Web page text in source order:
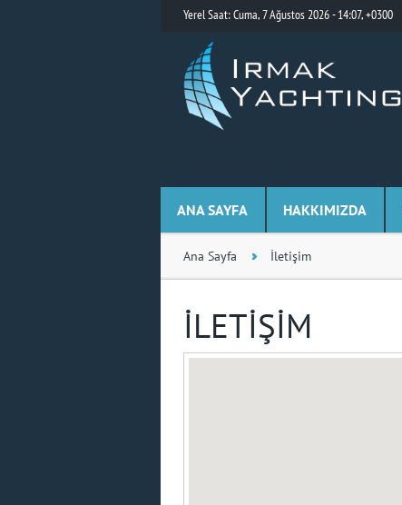
Yerel Saat: Cuma, 7 Ağustos 2026 - 14:07, +0300
ANA SAYFA HAKKIMIZDA
Ana Sayfa İletişim
İLETİŞİM